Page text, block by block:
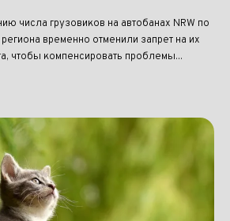
числа грузовиков на автобанах NRW по
временно отменили запрет на их
чтобы компенсировать проблемы...